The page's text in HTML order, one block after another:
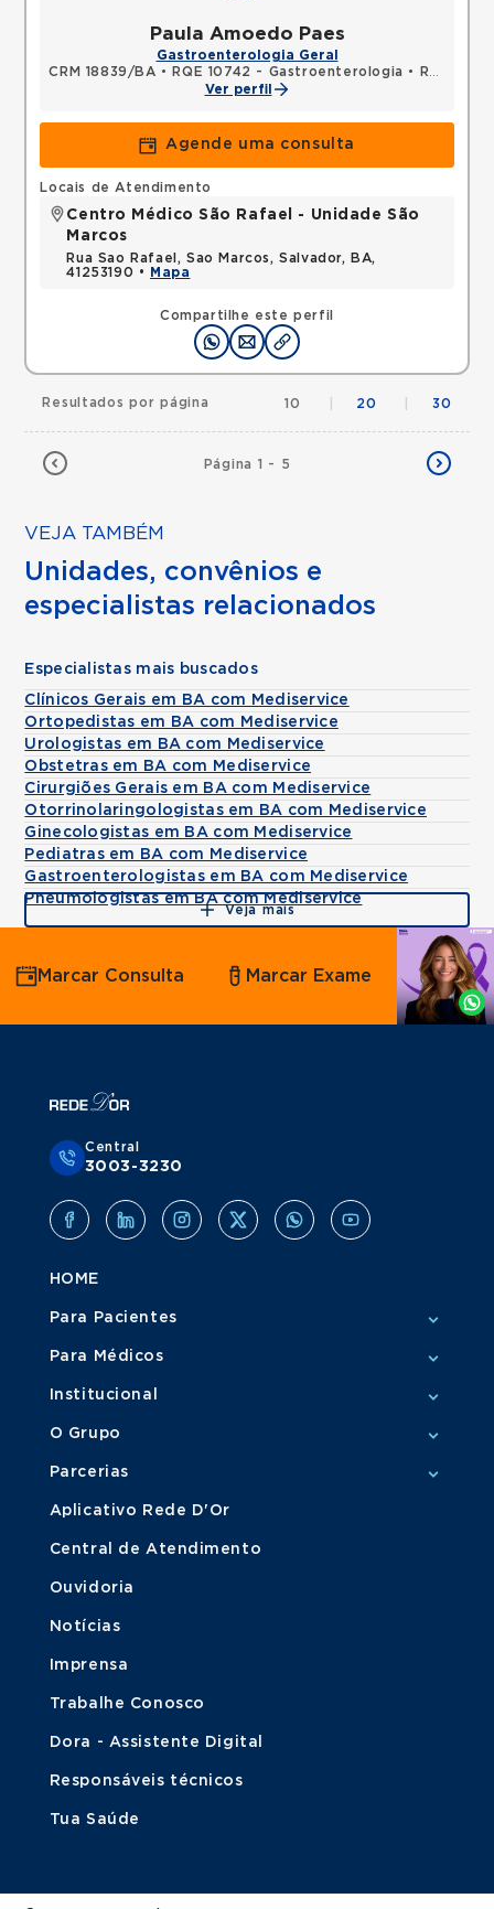
Paula Amoedo Paes
Gastroenterologia Geral
CRM 18839/BA • RQE 10742 - Gastroenterologia •
RQE 10743 - Clínica médica
Ver perfil
Agende uma consulta
Compartilhe este perfil
Locais de Atendimento
Centro Médico São Rafael - Unidade São
Marcos
Rua Sao Rafael, Sao Marcos, Salvador, BA,
41253190 •
Mapa
Página 1 - 5
Resultados por página 10 20 30
VEJA TAMBÉM
Unidades, convênios e
especialistas relacionados
Especialistas mais buscados
Clínicos Gerais em BA com Mediservice
Ortopedistas em BA com Mediservice
Urologistas em BA com Mediservice
Obstetras em BA com Mediservice
Cirurgiões Gerais em BA com Mediservice
Otorrinolaringologistas em BA com Mediservice
Ginecologistas em BA com Mediservice
Pediatras em BA com Mediservice
Gastroenterologistas em BA com Mediservice
Pneumologistas em BA com Mediservice
Veja mais
Agende
por
Whatsapp
Marcar Consulta Marcar Exame
Central
3003-3230
HOME
Para Pacientes
Para Médicos
Institucional
O Grupo
Parcerias
Aplicativo Rede D'Or
Central de Atendimento
Ouvidoria
Notícias
Imprensa
Trabalhe Conosco
Dora - Assistente Digital
Responsáveis técnicos
Tua Saúde